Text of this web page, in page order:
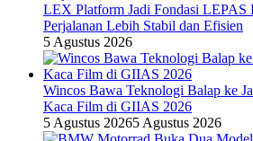
LEX Platform Jadi Fondasi LEPAS
Perjalanan Lebih Stabil dan Efisien
5 Agustus 2026
Wincos Bawa Teknologi Balap ke
Kaca Film di GIIAS 2026
5 Agustus 20265 Agustus 2026